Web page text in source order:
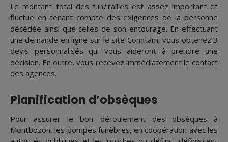
Le montant total des funérailles est assez important et
fluctue en tenant compte des exigences de la personne
décédée ainsi que celles de son entourage. En effectuant
une demande en ligne sur le site Comitam, vous obtenez 3
devis personnalisés qui vous aideront à prendre une
décision. En outre, vous recevez immédiatement le contact
des agences.
Planification d’obsèques
Pour assurer le bon déroulement des obsèques à
Montbozon, les pompes funèbres, en coopération avec les